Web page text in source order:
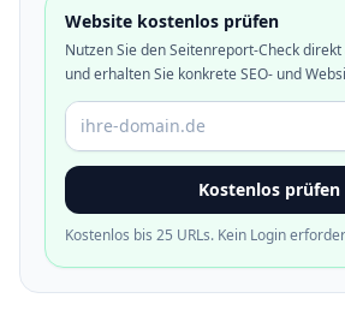
Website kostenlos prüfen
Nutzen Sie den Seitenreport-Check
und erhalten Sie konkrete SEO- und
Domain oder URL
Kostenlos prüfen
Kostenlos bis 25 URLs. Kein Login